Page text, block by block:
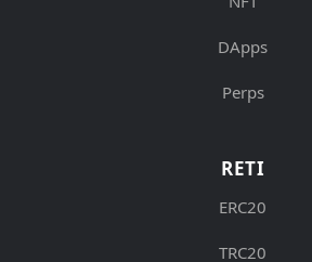
DApps
Perps
RETI
ERC20
TRC20